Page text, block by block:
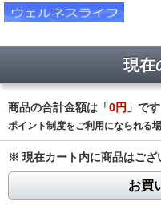
現在
商品の合計金額は「0円 」です
ポイント制度をご利用になられる
※ 現在カート内に商品はござ
お買